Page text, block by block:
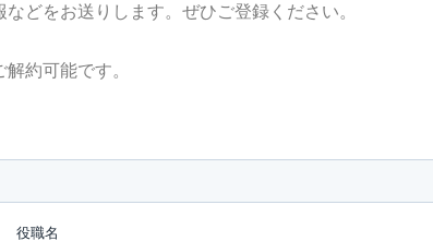
どをお送りします。ぜひご登録ください。
約可能です。